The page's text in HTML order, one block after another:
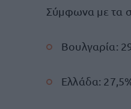
Σύμφωνα με τα
Βουλγαρία:
Ελλάδα: